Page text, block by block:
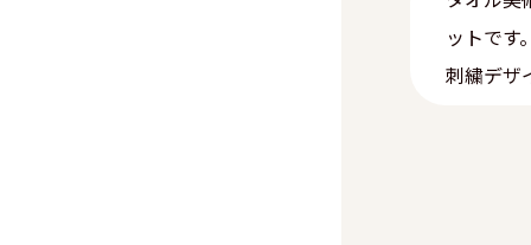
ットです
刺繍デザ